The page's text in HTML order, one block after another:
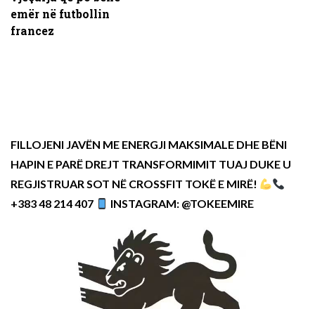
emër në futbollin
francez
FILLOJENI JAVËN ME ENERGJI MAKSIMALE DHE BËNI
HAPIN E PARË DREJT TRANSFORMIMIT TUAJ DUKE U
REGJISTRUAR SOT NË CROSSFIT TOKË E MIRË!
+383 48 214 407
INSTAGRAM: @TOKEEMIRE